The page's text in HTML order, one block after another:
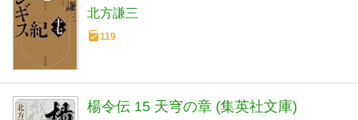
北方謙三
119
楊令伝 15 天穹の章 (集英社文庫)